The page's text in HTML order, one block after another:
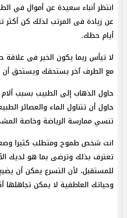
انتظر أنباء سعيدة عن أموال في
عن زيادة فى المرتب لذلك كن أكثر
أيام حظك.
لا تيأس ربما يكون الخير فى
مع الطرف آخر يستحقك ويستحق
حاول الذهاب إلى الطبيب بسبب
حاول أن تتناول الماء والعصائر
تنسي ممارسة الرياضة وخاصة
انت شخص طموح ومتطلب كثيرا
تعترف بذلك وترضى بما هو لديك
للمستقبل، لأن التسرع يمكن أن
وحياتك العاطفية لا يمكن تجاهلها